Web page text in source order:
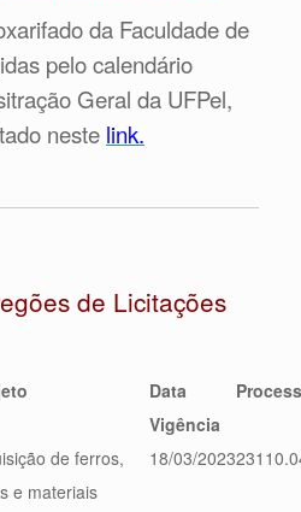
da Faculdade de
pelo calendário
Geral da UFPel,
neste link.
de Licitações
Data
Vigência
de ferros,
e materiais
18/03/2023